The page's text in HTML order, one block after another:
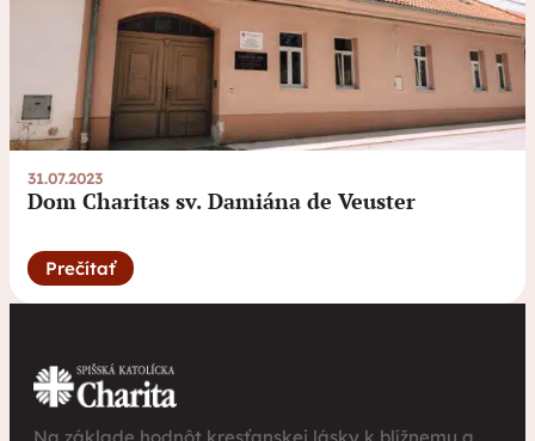
31.07.2023
Dom Charitas sv. Damiána de Veuster
Prečítať